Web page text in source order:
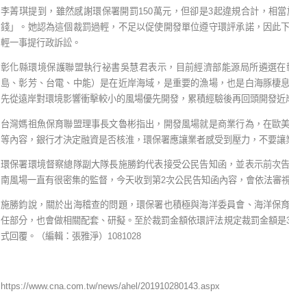
李菁琪提到，雖然感謝環保署開罰150萬元，但卻是3起違規合計，相
錢」。她認為這個裁罰過輕，不足以促使開發單位遵守環評承諾，因此
輕一事提行政訴訟。
彰化縣環境保護聯盟執行祕書吳慧君表示，目前經濟部能源局所遴選
島、彰芳、台電、中能）是在近岸海域，是重要的漁場，也是白海豚棲
先從遠岸對環境影響衝擊較小的風場優先開發，累積經驗後再回頭開發近
台灣媽祖魚保育聯盟理事長文魯彬指出，開發風場就是商業行為，在歐
等內容，銀行才決定融資是否核淮，環保署應讓業者感受到壓力，不要讓
環保署環境督察總隊副大隊長施勝鈞代表接受公民告知函，並表示前次
南風場一直有很密集的監督，今天收到第2次公民告知函內容，會依法審
施勝鈞說，關於出海稽查的問題，環保署也積極與海洋委員會、海洋保
任部分，也會做相關配套、研擬。至於裁罰金額依環評法規定裁罰金額
式回覆。（編輯：張雅淨）1081028
https://www.cna.com.tw/news/ahel/201910280143.aspx